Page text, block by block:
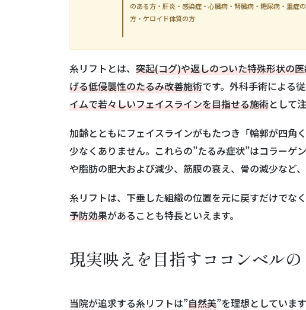
のある方・肝炎・感染症・心臓病・腎臓病・糖尿病・重症
方・ケロイド体質の方
糸リフトとは、 突起(コグ)や返しのついた特殊形状の
げる低侵襲性のたるみ改善施術です。外科手術による
イムで若々しいフェイスラインを目指せる施術として
加齢とともにフェイスラインがもたつき「輪郭が四角
少なくありません。これらの”たるみ症状”はコラーゲ
や脂肪の肥大および減少、筋膜の衰え、骨の減少など、
糸リフトは、下垂した組織の位置を元に戻すだけでなく
予防効果があることも特長といえます。
現実映えを目指すココンベルの
当院が追求する糸リフトは”自然美”を理想としていま